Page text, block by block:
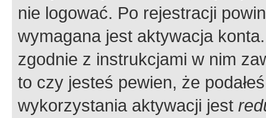
nie logować. Po rejestracji
wymagana jest aktywacja
zgodnie z instrukcjami w nim
to czy jesteś pewien, że
wykorzystania aktywacji jest